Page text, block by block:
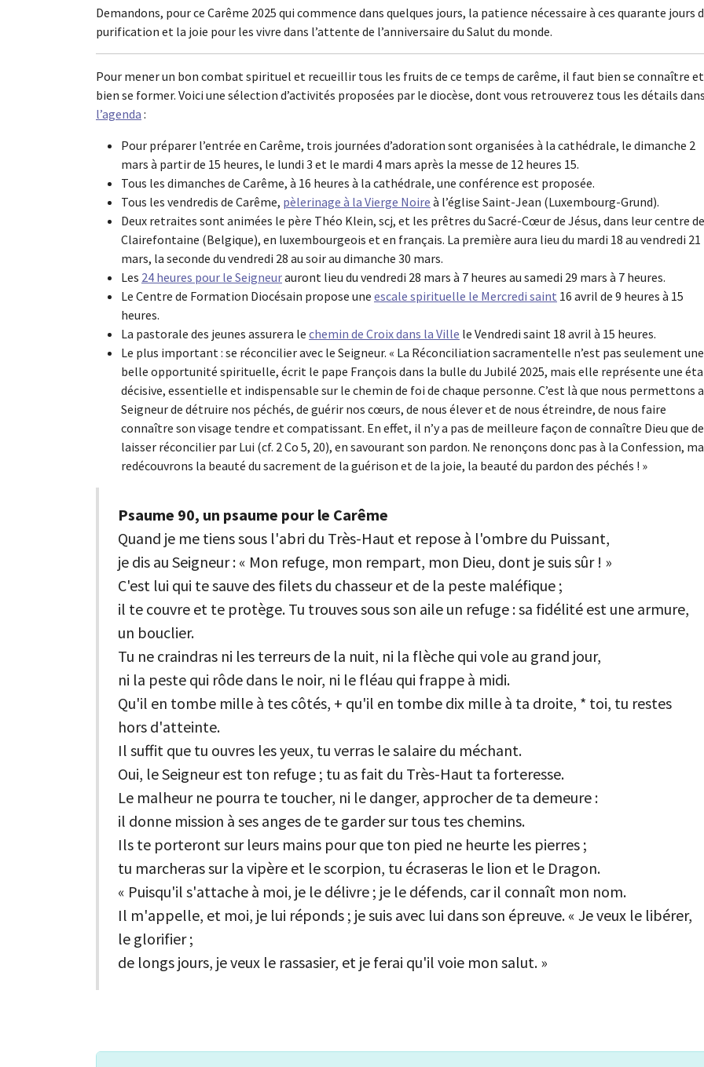
Demandons, pour ce Carême 2025 qui commence dans quelques jours, la patience nécessaire à ces quarante jours
purification et la joie pour les vivre dans l’attente de l’anniversaire du Salut du monde.
Pour mener un bon combat spirituel et recueillir tous les fruits de ce temps de carême, il faut bien se connaître et
bien se former. Voici une sélection d’activités proposées par le diocèse, dont vous retrouverez tous les détails dans
l’agenda :
Pour préparer l’entrée en Carême, trois journées d’adoration sont organisées à la cathédrale, le dimanche 2
mars à partir de 15 heures, le lundi 3 et le mardi 4 mars après la messe de 12 heures 15.
Tous les dimanches de Carême, à 16 heures à la cathédrale, une conférence est proposée.
Tous les vendredis de Carême, pèlerinage à la Vierge Noire à l’église Saint-Jean (Luxembourg-Grund).
Deux retraites sont animées le père Théo Klein, scj, et les prêtres du Sacré-Cœur de Jésus, dans leur centre de
Clairefontaine (Belgique), en luxembourgeois et en français. La première aura lieu du mardi 18 au vendredi 21
mars, la seconde du vendredi 28 au soir au dimanche 30 mars.
Les 24 heures pour le Seigneurauront lieu du vendredi 28 mars à 7 heures au samedi 29 mars à 7 heures.
Le Centre de Formation Diocésain propose une escale spirituelle le Mercredi saint 16 avril de 9 heures à 15
heures.
La pastorale des jeunes assurera le chemin de Croix dans la Ville le Vendredi saint 18 avril à 15 heures.
Le plus important : se réconcilier avec le Seigneur. « La Réconciliation sacramentelle n’est pas seulement une
belle opportunité spirituelle, écrit le pape François dans la bulle du Jubilé 2025, mais elle représente une
décisive, essentielle et indispensable sur le chemin de foi de chaque personne. C’est là que nous permettons
Seigneur de détruire nos péchés, de guérir nos cœurs, de nous élever et de nous étreindre, de nous faire
connaître son visage tendre et compatissant. En effet, il n’y a pas de meilleure façon de connaître Dieu que
laisser réconcilier par Lui (cf. 2 Co 5, 20), en savourant son pardon. Ne renonçons donc pas à la Confession,
redécouvrons la beauté du sacrement de la guérison et de la joie, la beauté du pardon des péchés ! »
Psaume 90, un psaume pour le Carême
Quand je me tiens sous l'abri du Très-Haut et repose à l'ombre du Puissant,
je dis au Seigneur : « Mon refuge, mon rempart, mon Dieu, dont je suis sûr ! »
C'est lui qui te sauve des filets du chasseur et de la peste maléfique ;
il te couvre et te protège. Tu trouves sous son aile un refuge : sa fidélité est une armure,
un bouclier.
Tu ne craindras ni les terreurs de la nuit, ni la flèche qui vole au grand jour,
ni la peste qui rôde dans le noir, ni le fléau qui frappe à midi.
Qu'il en tombe mille à tes côtés, + qu'il en tombe dix mille à ta droite, * toi, tu restes
hors d'atteinte.
Il suffit que tu ouvres les yeux, tu verras le salaire du méchant.
Oui, le Seigneur est ton refuge ; tu as fait du Très-Haut ta forteresse.
Le malheur ne pourra te toucher, ni le danger, approcher de ta demeure :
il donne mission à ses anges de te garder sur tous tes chemins.
Ils te porteront sur leurs mains pour que ton pied ne heurte les pierres ;
tu marcheras sur la vipère et le scorpion, tu écraseras le lion et le Dragon.
« Puisqu'il s'attache à moi, je le délivre ; je le défends, car il connaît mon nom.
Il m'appelle, et moi, je lui réponds ; je suis avec lui dans son épreuve. « Je veux le libérer,
le glorifier ;
de longs jours, je veux le rassasier, et je ferai qu'il voie mon salut. »